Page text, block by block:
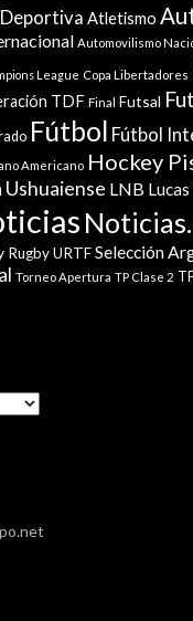
Atletismo
Automovilismo
League Copa Libertadores
TDF Final Futsal
Fútbol Fútbol
Americano Hockey
Ushuaiense LNB
Noticias.
Rugby URTFSelección
Torneo Apertura TP Clase 2